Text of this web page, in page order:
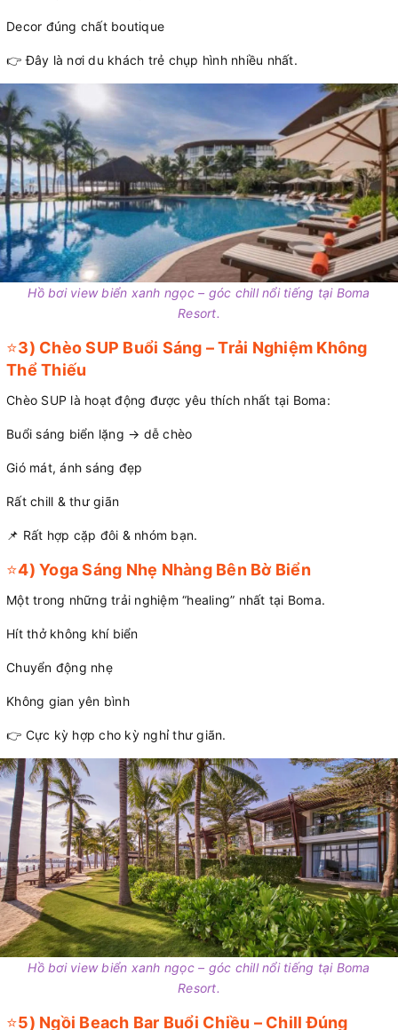
Decor đúng chất boutique
👉 Đây là nơi du khách trẻ chụp hình nhiều nhất.
Hồ bơi view biển xanh ngọc – góc chill nổi tiếng tại Boma
Resort.
⭐3) Chèo SUP Buổi Sáng – Trải Nghiệm Không
Thể Thiếu
Chèo SUP là hoạt động được yêu thích nhất tại Boma:
Buổi sáng biển lặng → dễ chèo
Gió mát, ánh sáng đẹp
Rất chill & thư giãn
📌 Rất hợp cặp đôi & nhóm bạn.
⭐4) Yoga Sáng Nhẹ Nhàng Bên Bờ Biển
Một trong những trải nghiệm “healing” nhất tại Boma.
Hít thở không khí biển
Chuyển động nhẹ
Không gian yên bình
👉 Cực kỳ hợp cho kỳ nghỉ thư giãn.
Hồ bơi view biển xanh ngọc – góc chill nổi tiếng tại Boma
Resort.
⭐5) Ngồi Beach Bar Buổi Chiều – Chill Đúng